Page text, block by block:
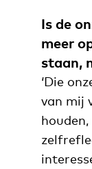
Is de
meer
staan,
‘Die
van mij